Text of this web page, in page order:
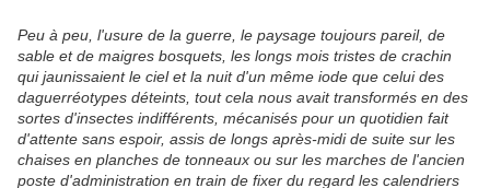
Peu à peu, l'usure de la guerre, le paysage toujours pareil, de
sable et de maigres bosquets, les longs mois tristes de crachin
qui jaunissaient le ciel et la nuit d'un même iode que celui des
daguerréotypes déteints, tout cela nous avait transformés en des
sortes d'insectes indifférents, mécanisés pour un quotidien fait
d'attente sans espoir, assis de longs après-midi de suite sur les
chaises en planches de tonneaux ou sur les marches de l'ancien
poste d'administration en train de fixer du regard les calendriers